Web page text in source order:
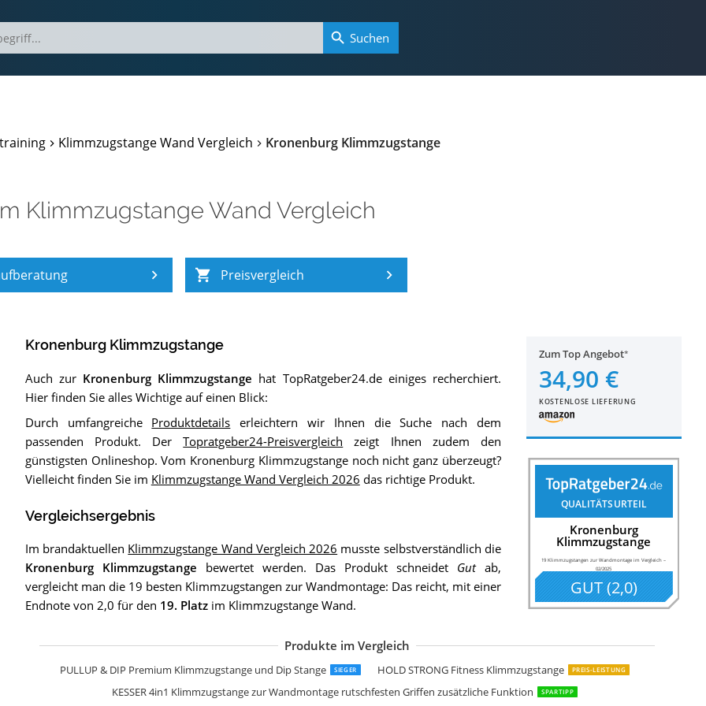
Klimmzugstange Wand Vergleich Kronenburg Klimmzugstange
Klimmzugstange Wand Vergleich
Preisvergleich
Zum Top Angebot
34,90 €
KOSTENLOSE LIEFERUNG
QUALITÄTSURTEIL
Kronenburg
Klimmzugstange
19 Klimmzugstangen zur Wandmontage im Vergleich –
02/2025
GUT(2,0)
Kronenburg Klimmzugstange
Auch zur Kronenburg Klimmzugstange hat TopRatgeber24.de einiges recherchiert.
Hier finden Sie alles Wichtige auf einen Blick:
Durch umfangreiche Produktdetails erleichtern wir Ihnen die Suche nach dem
passenden Produkt. DerTopratgeber24-Preisvergleich zeigt Ihnen zudem den
günstigsten Onlineshop. Vom Kronenburg Klimmzugstange noch nicht ganz überzeugt?
Vielleicht finden Sie im Klimmzugstange Wand Vergleich 2026 das richtige Produkt.
Vergleichsergebnis
Im brandaktuellen Klimmzugstange Wand Vergleich 2026 musste selbstverständlich die
Kronenburg Klimmzugstange bewertet werden. Das Produkt schneidet Gutab,
vergleicht man die 19 besten Klimmzugstangen zur Wandmontage: Das reicht, mit einer
Endnote von 2,0 für den 19. Platzim Klimmzugstange Wand.
Produkte im Vergleich
PULLUP & DIP Premium Klimmzugstange und Dip Stange SIEGER HOLD STRONG Fitness Klimmzugstange PREIS-LEISTUNG
KESSER 4in1 Klimmzugstange zur Wandmontage rutschfesten Griffen zusätzliche Funktion SPARTIPP
Sportstech 4in1 Klimmzugstange KS300
Bad Company Profi Klimmzugstange
Capital Sports Shadow Klimmzugstange
GORILLA SPORTS Klimmzugstange
CCLIFE Multigriff Klimmzug Wandmontage Dip Station 2in1 Pull Up Bar
Movit Profi Klimmzugstange zur Wandmontage
K-Sport: Klimmzugstange zur Wandmontage mit Pull-Up Bar & 3
GORILLA SPORTS Klimmzugstange
TrainHard Klimmzugstange
ScSPORTS Klimmzugstange
Marbo Sport universelle Klimmzugstange
MSPORTS Klimmzugstange für Wandmontage inkl. Montageanleitung und
ISE Multifunktion Fitness Klimmzugstange
Sport-Tec Klimmzugstange
Suchen